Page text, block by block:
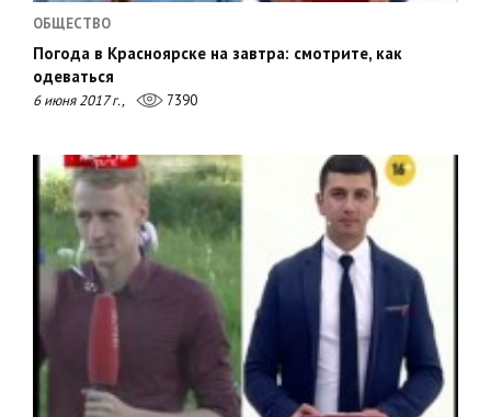
ОБЩЕСТВО
Погода в Красноярске на завтра: смотрите, как
одеваться
6 июня 2017 г., 7390